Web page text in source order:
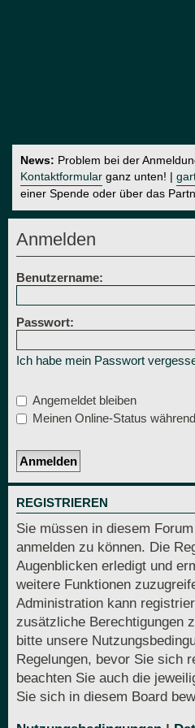
News: Problem bei der
Kontaktformular ganz unten! |
einer Spende oder über das
Anmelden
Benutzername:
Passwort:
Ich habe mein Passwort
Angemeldet bleiben
Meinen Online-Status
REGISTRIEREN
Sie müssen in diesem
anmelden zu können. Die
Augenblicken erledigt und
weitere Funktionen
Administration kann
zusätzliche Berechtigungen
bitte unsere
Regelungen, bevor Sie sich
beachten Sie auch die
Sie sich in diesem Board